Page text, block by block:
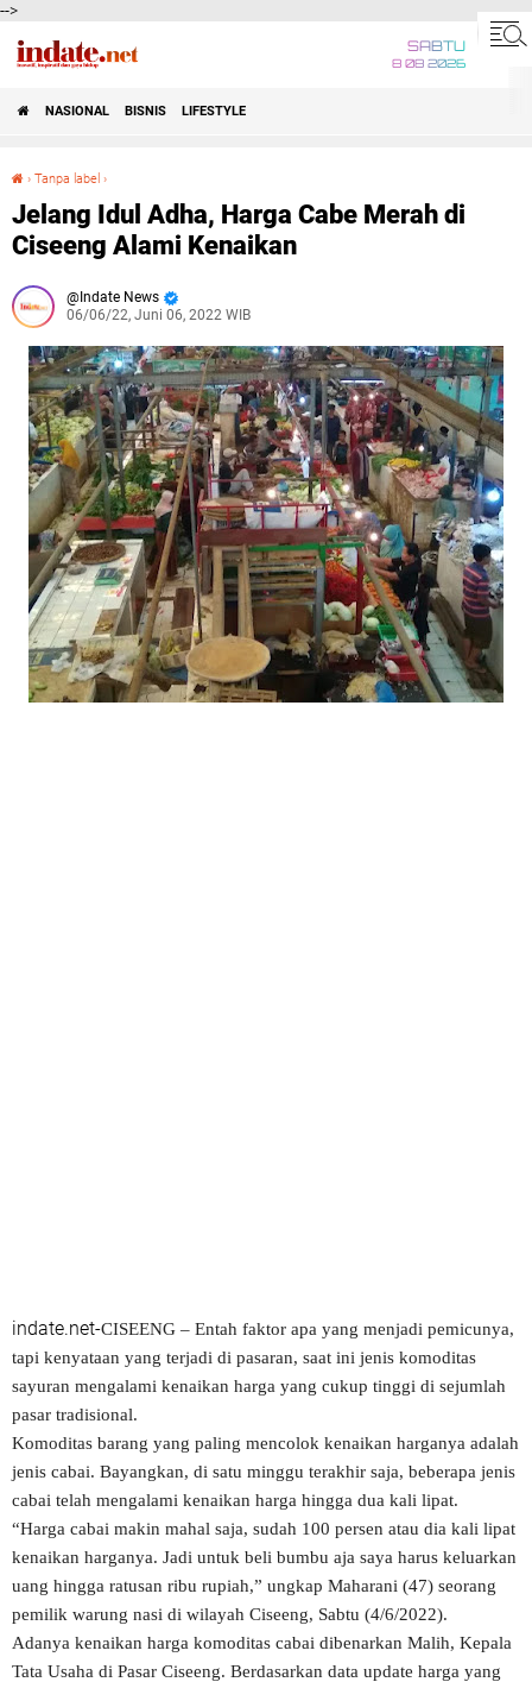
-->
SABTU
8 08 2026
NASIONAL BISNIS LIFESTYLE
› Tanpa label ›
Jelang Idul Adha, Harga Cabe Merah di
Ciseeng Alami Kenaikan
Indate News
06/06/22, Juni 06, 2022 WIB
indate.net-CISEENG – Entah faktor apa yang menjadi pemicunya,
tapi kenyataan yang terjadi di pasaran, saat ini jenis komoditas
sayuran mengalami kenaikan harga yang cukup tinggi di sejumlah
pasar tradisional.
Komoditas barang yang paling mencolok kenaikan harganya adalah
jenis cabai. Bayangkan, di satu minggu terakhir saja, beberapa jenis
cabai telah mengalami kenaikan harga hingga dua kali lipat.
“Harga cabai makin mahal saja, sudah 100 persen atau dia kali lipat
kenaikan harganya. Jadi untuk beli bumbu aja saya harus keluarkan
uang hingga ratusan ribu rupiah,” ungkap Maharani (47) seorang
pemilik warung nasi di wilayah Ciseeng, Sabtu (4/6/2022).
Adanya kenaikan harga komoditas cabai dibenarkan Malih, Kepala
Tata Usaha di Pasar Ciseeng. Berdasarkan data update harga yang